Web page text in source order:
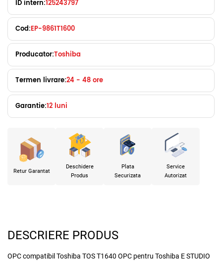
ID intern:125243797
Cod:EP-9861T1600
Producator:Toshiba
Termen livrare:24 - 48 ore
Garantie:12 luni
Retur Garantat
Deschidere
Produs
Plata
Securizata
Service
Autorizat
DESCRIERE PRODUS
OPC compatibil Toshiba TOS T1640 OPC pentru Toshiba E STUDIO